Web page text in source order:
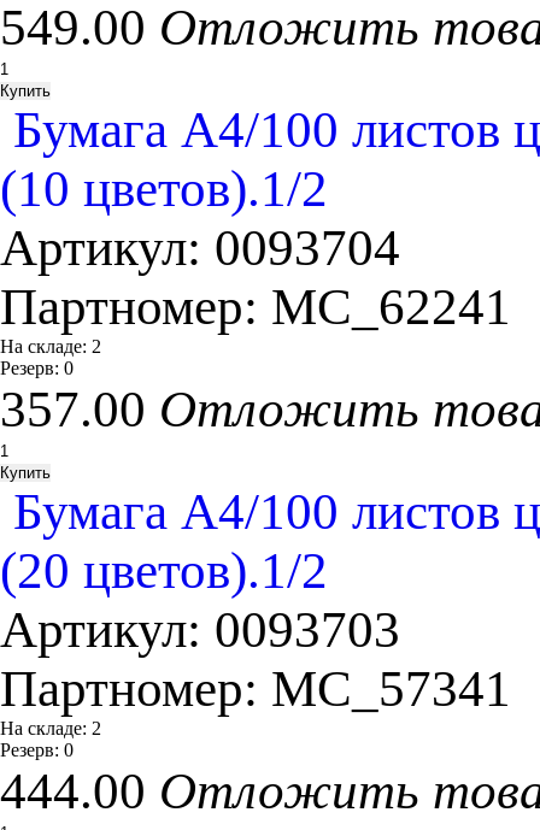
549.00 Отложить
Бумага А4/100 листов
(10 цветов).1/2
Артикул: 0093704
Партномер: MC_62241
На складе: 2
Резерв: 0
357.00 Отложить
Бумага А4/100 листов
(20 цветов).1/2
Артикул: 0093703
Партномер: MC_57341
На складе: 2
Резерв: 0
444.00 Отложить